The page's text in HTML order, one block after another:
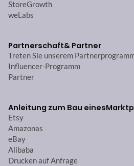
StoreGrowth
weLabs
Partnerschaft& Partner
Treten Sie unserem
Influencer-Programm
Partner
Anleitung zum Bau eines
Etsy
Amazonas
eBay
Alibaba
Drucken auf Anfrage